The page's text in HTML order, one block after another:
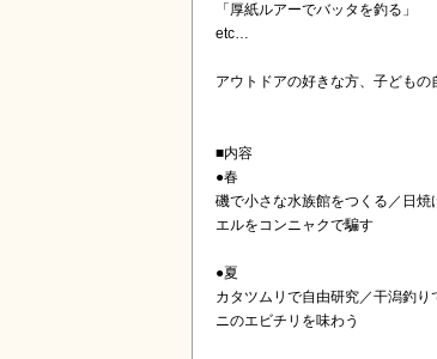
「厚紙ルアーでバッタを釣る」
etc…
アウトドアの好きな方、子どもの
■内容
●春
磯で小さな水族館をつくる／日
エルをコンニャクで騙す
●夏
カタツムリで自由研究／干潟釣
ニのエビチリを味わう